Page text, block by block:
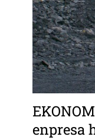
enpresa